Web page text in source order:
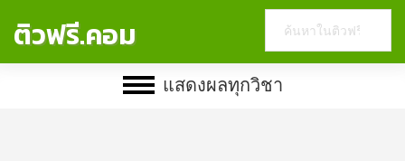
ติวฟรี.คอม
website
แสดงผลทุกวิชา